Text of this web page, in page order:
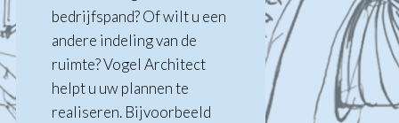
bedrijfspand? Of wilt u een
andere indeling van de
ruimte? Vogel Architect
helpt u uw plannen te
realiseren. Bijvoorbeeld